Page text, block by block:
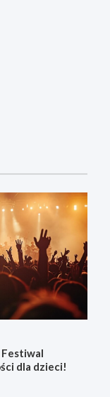
Festiwal
dla dzieci!